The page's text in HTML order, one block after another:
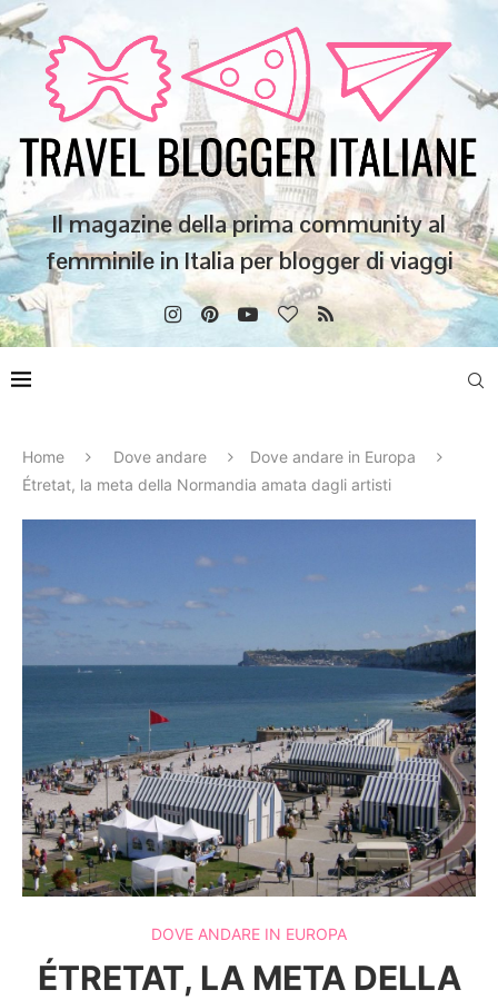
Il magazine della prima community al
femminile in Italia per blogger di viaggi
Home Dove andare
Dove andare in Europa
Étretat, la meta della Normandia amata dagli artisti
DOVE ANDARE IN EUROPA
ÉTRETAT, LA META DELLA